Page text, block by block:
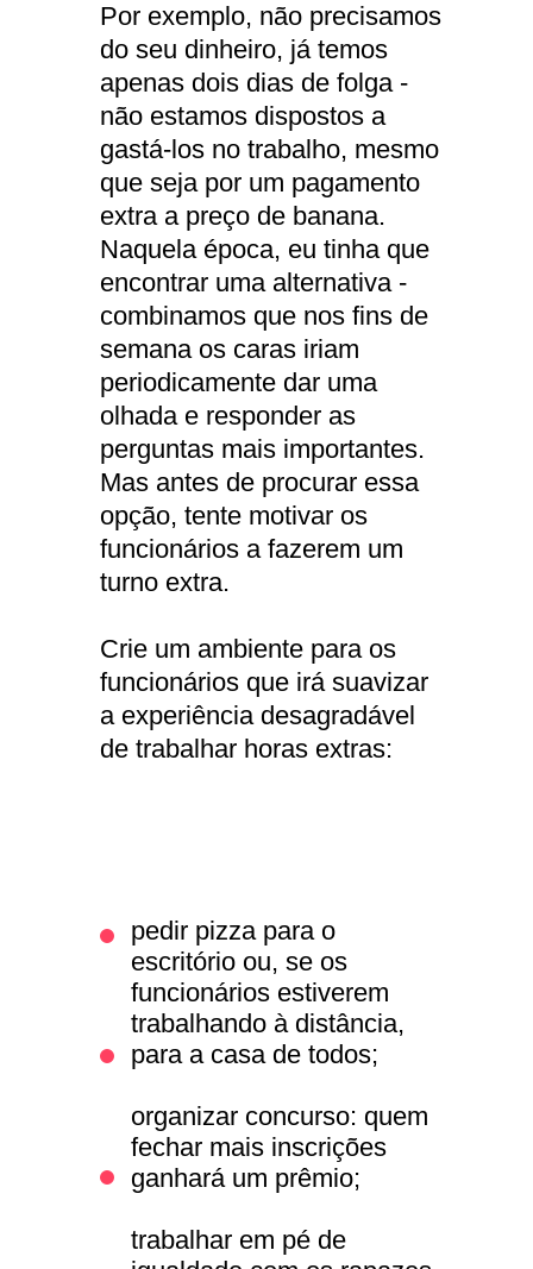
pedir pizza para o
escritório ou, se os
funcionários estiverem
trabalhando à distância,
para a casa de todos;
organizar concurso: quem
fechar mais inscrições
ganhará um prêmio;
trabalhar em pé de
Por exemplo, não precisamos
do seu dinheiro, já temos
apenas dois dias de folga -
não estamos dispostos a
gastá-los no trabalho, mesmo
que seja por um pagamento
extra a preço de banana.
Naquela época, eu tinha que
encontrar uma alternativa -
combinamos que nos fins de
semana os caras iriam
periodicamente dar uma
olhada e responder as
perguntas mais importantes.
Mas antes de procurar essa
opção, tente motivar os
funcionários a fazerem um
turno extra.
Crie um ambiente para os
funcionários que irá suavizar
a experiência desagradável
de trabalhar horas extras: